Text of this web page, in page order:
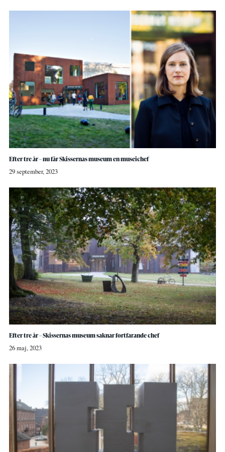
Efter tre år – nu får Skissernas museum en museichef
29 september, 2023
Efter tre år – Skissernas museum saknar fortfarande chef
26 maj, 2023